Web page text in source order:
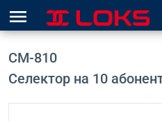
menu
CM-810
Селектор на 10